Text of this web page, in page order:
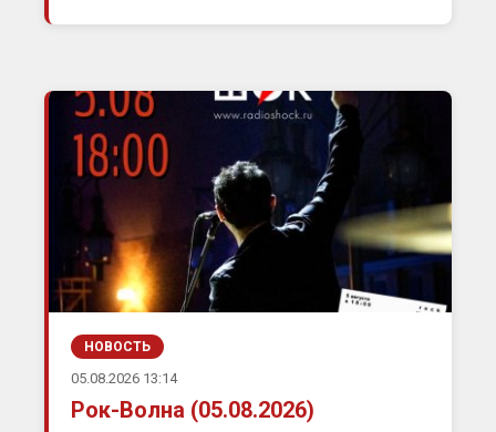
НОВОСТЬ
05.08.2026 13:14
Рок-Волна (05.08.2026)